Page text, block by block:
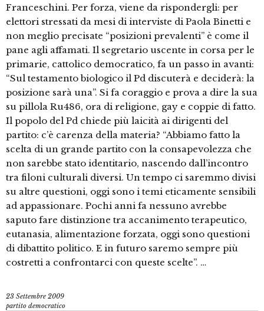
Franceschini. Per forza, viene da rispondergli: per
elettori stressati da mesi di interviste di Paola Binetti e
non meglio precisate “posizioni prevalenti” è come il
pane agli affamati. Il segretario uscente in corsa per le
primarie, cattolico democratico, fa un passo in avanti:
“Sul testamento biologico il Pd discuterà e deciderà: la
posizione sarà una”. Si fa coraggio e prova a dire la sua
su pillola Ru486, ora di religione, gay e coppie di fatto.
Il popolo del Pd chiede più laicità ai dirigenti del
partito: c’è carenza della materia? “Abbiamo fatto la
scelta di un grande partito con la consapevolezza che
non sarebbe stato identitario, nascendo dall’incontro
tra filoni culturali diversi. Un tempo ci saremmo divisi
su altre questioni, oggi sono i temi eticamente sensibili
ad appassionare. Pochi anni fa nessuno avrebbe
saputo fare distinzione tra accanimento terapeutico,
eutanasia, alimentazione forzata, oggi sono questioni
di dibattito politico. E in futuro saremo sempre più
costretti a confrontarci con queste scelte”. …
23 Settembre 2009
partito democratico